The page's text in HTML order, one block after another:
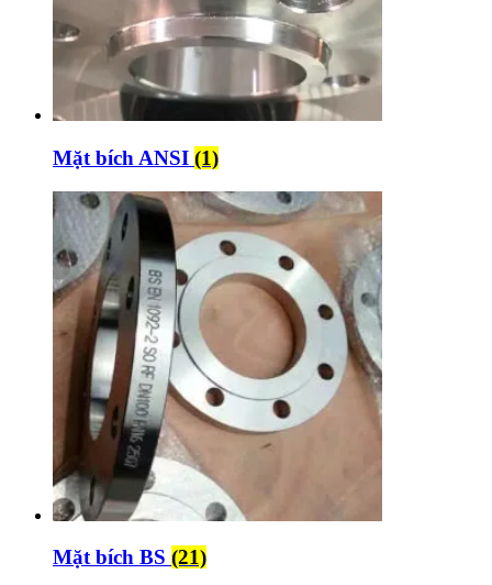
Mặt bích ANSI (1)
Mặt bích BS (21)